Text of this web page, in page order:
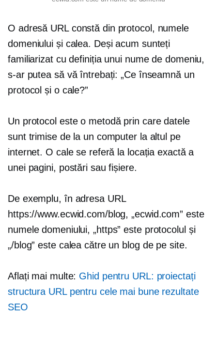
O adresă URL constă din protocol, numele
domeniului și calea. Deși acum sunteți
familiarizat cu definiția unui nume de domeniu,
s-ar putea să vă întrebați: „Ce înseamnă un
protocol și o cale?”
Un protocol este o metodă prin care datele
sunt trimise de la un computer la altul pe
internet. O cale se referă la locația exactă a
unei pagini, postări sau fișiere.
De exemplu, în adresa URL
https://www.ecwid.com/blog, „ecwid.com” este
numele domeniului, „https” este protocolul și
„/blog” este calea către un blog de pe site.
Aflați mai multe: Ghid pentru URL: proiectați
structura URL pentru cele mai bune rezultate
SEO